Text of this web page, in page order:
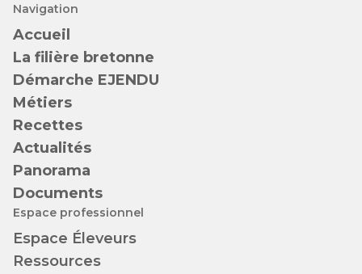
Navigation
Accueil
La filière bretonne
Démarche EJENDU
Métiers
Recettes
Actualités
Panorama
Documents
Espace professionnel
Espace Éleveurs
Ressources